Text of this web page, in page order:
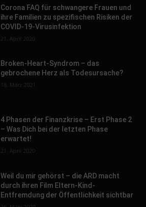
Corona FAQ für schwangere Frauen und
ihre Familien zu spezifischen Risiken der
COVID-19-Virusinfektion
21. April 2020
Broken-Heart-Syndrom – das
gebrochene Herz als Todesursache?
18. März 2021
4 Phasen der Finanzkrise – Erst Phase 2
– Was Dich bei der letzten Phase
erwartet!
21. April 2020
Weil du mir gehörst – die ARD macht
durch ihren Film Eltern-Kind-
Entfremdung der Öffentlichkeit sichtbar